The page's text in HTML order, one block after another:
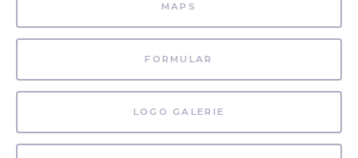
MAPS
FORMULAR
LOGO GALERIE